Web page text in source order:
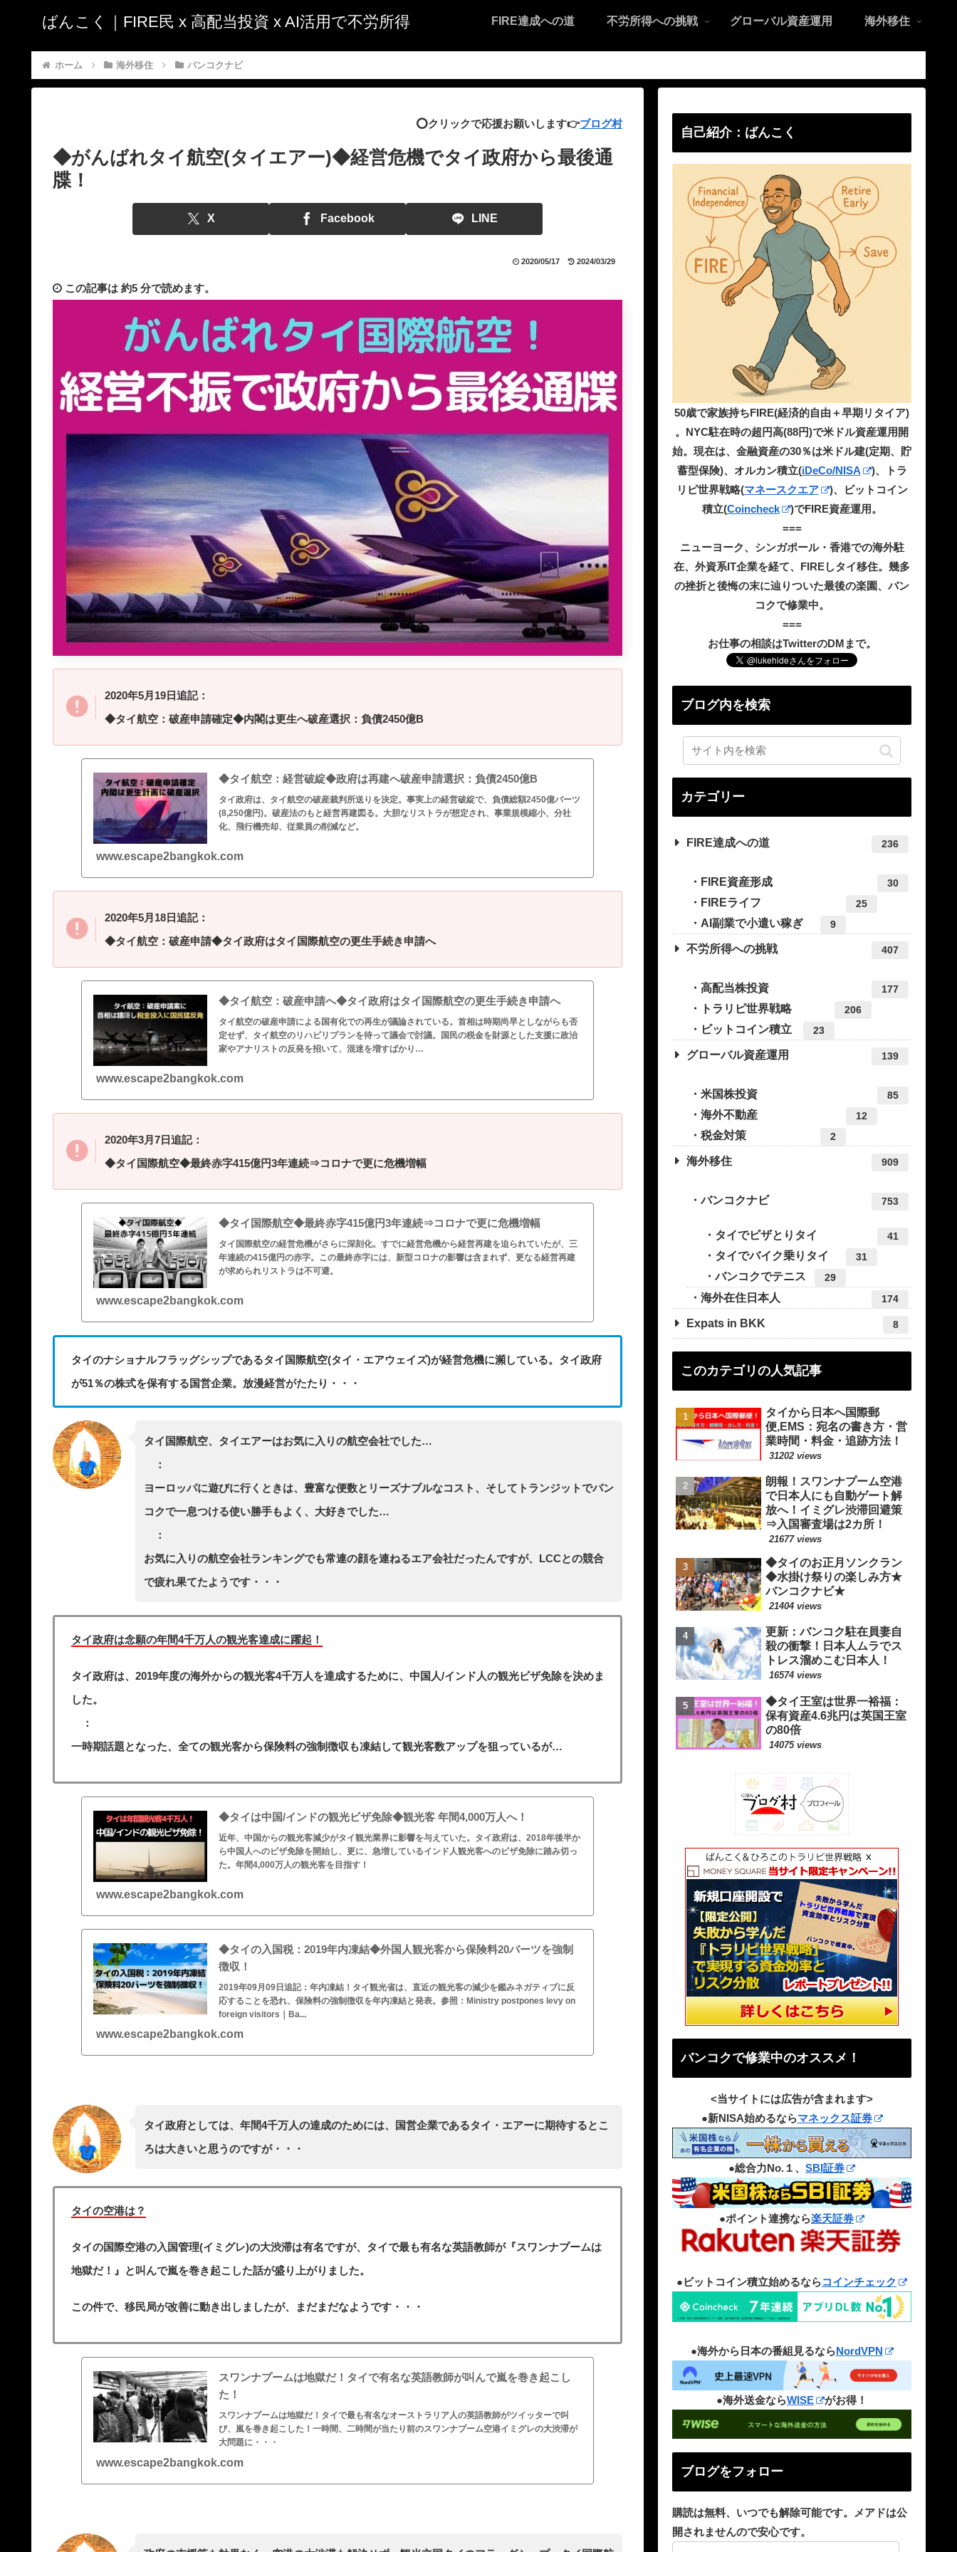
ばんこく｜FIRE民 x 高配当投資 x AI活用で不労所得 FIRE達成への道 不労所得への挑戦 グローバル資産運用 海外移住
ホーム 海外移住 バンコクナビ
⭕️クリックで応援お願いします👉ブログ村
◆がんばれタイ航空(タイエアー)◆経営危機でタイ政府から最後通
牒！
X Facebook LINE
2020/05/17 2024/03/29
この記事は 約5 分で読めます。
2020年5月19日追記：
◆タイ航空：破産申請確定◆内閣は更生へ破産選択：負債2450億B
◆タイ航空：経営破綻◆政府は再建へ破産申請選択：負債2450億B
タイ政府は、タイ航空の破産裁判所送りを決定。事実上の経営破綻で、負債総額2450億バーツ
(8,250億円)。破産法のもと経営再建図る。大胆なリストラが想定され、事業規模縮小、分社
化、飛行機売却、従業員の削減など。
www.escape2bangkok.com
2020年5月18日追記：
◆タイ航空：破産申請◆タイ政府はタイ国際航空の更生手続き申請へ
◆タイ航空：破産申請へ◆タイ政府はタイ国際航空の更生手続き申請へ
タイ航空の破産申請による国有化での再生が議論されている。首相は時期尚早としながらも否
定せず、タイ航空のリハビリプランを待って議会で討議。国民の税金を財源とした支援に政治
家やアナリストの反発を招いて、混迷を増すばかり…
www.escape2bangkok.com
2020年3月7日追記：
◆タイ国際航空◆最終赤字415億円3年連続⇒コロナで更に危機増幅
◆タイ国際航空◆最終赤字415億円3年連続⇒コロナで更に危機増幅
タイ国際航空の経営危機がさらに深刻化。すでに経営危機から経営再建を迫られていたが、三
年連続の415億円の赤字。この最終赤字には、新型コロナの影響は含まれず、更なる経営再建
が求められリストラは不可避。
www.escape2bangkok.com
タイのナショナルフラッグシップであるタイ国際航空(タイ・エアウェイズ)が経営危機に瀕している。タイ政府
が51％の株式を保有する国営企業。放漫経営がたたり・・・
タイ国際航空、タイエアーはお気に入りの航空会社でした…
：
ヨーロッパに遊びに行くときは、豊富な便数とリーズナブルなコスト、そしてトランジットでバン
コクで一息つける使い勝手もよく、大好きでした…
：
お気に入りの航空会社ランキングでも常連の顔を連ねるエア会社だったんですが、LCCとの競合
で疲れ果てたようです・・・
タイ政府は念願の年間4千万人の観光客達成に躍起！
タイ政府は、2019年度の海外からの観光客4千万人を達成するために、中国人/インド人の観光ビザ免除を決めま
した。
：
一時期話題となった、全ての観光客から保険料の強制徴収も凍結して観光客数アップを狙っているが…
◆タイは中国/インドの観光ビザ免除◆観光客 年間4,000万人へ！
近年、中国からの観光客減少がタイ観光業界に影響を与えていた。タイ政府は、2018年後半か
ら中国人へのビザ免除を開始し、更に、急増しているインド人観光客へのビザ免除に踏み切っ
た。年間4,000万人の観光客を目指す！
www.escape2bangkok.com
◆タイの入国税：2019年内凍結◆外国人観光客から保険料20バーツを強制
徴収！
2019年09月09日追記：年内凍結！タイ観光省は、直近の観光客の減少を鑑みネガティブに反
応することを恐れ、保険料の強制徴収を年内凍結と発表。参照：Ministry postpones levy on
foreign visitors｜Ba...
www.escape2bangkok.com
タイ政府としては、年間4千万人の達成のためには、国営企業であるタイ・エアーに期待するとこ
ろは大きいと思うのですが・・・
タイの空港は？
タイの国際空港の入国管理(イミグレ)の大渋滞は有名ですが、タイで最も有名な英語教師が『スワンナプームは
地獄だ！』と叫んで嵐を巻き起こした話が盛り上がりました。
この件で、移民局が改善に動き出しましたが、まだまだなようです・・・
スワンナプームは地獄だ！タイで有名な英語教師が叫んで嵐を巻き起こし
た！
スワンナプームは地獄だ！タイで最も有名なオーストラリア人の英語教師がツイッターで叫
び、嵐を巻き起こした！一時間、二時間が当たり前のスワンナプーム空港イミグレの大渋滞が
大問題に・・・
www.escape2bangkok.com
自己紹介：ばんこく
50歳で家族持ちFIRE(経済的自由＋早期リタイア)
。NYC駐在時の超円高(88円)で米ドル資産運用開
始。現在は、金融資産の30％は米ドル建(定期、貯
蓄型保険)、オルカン積立(iDeCo/NISA
)、トラ
リピ世界戦略(マネースクエア
)、ビットコイン
積立(Coincheck
)でFIRE資産運用。
===
ニューヨーク、シンガポール・香港での海外駐
在、外資系IT企業を経て、FIREしタイ移住。幾多
の挫折と後悔の末に辿りついた最後の楽園、バン
コクで修業中。
===
お仕事の相談はTwitterのDMまで。
ブログ内を検索
カテゴリー
FIRE達成への道 236
FIRE資産形成 30
FIREライフ 25
AI副業で小遣い稼ぎ 9
不労所得への挑戦 407
高配当株投資 177
トラリピ世界戦略 206
ビットコイン積立 23
グローバル資産運用 139
米国株投資 85
海外不動産 12
税金対策 2
海外移住 909
バンコクナビ 753
タイでビザとりタイ 41
タイでバイク乗りタイ 31
バンコクでテニス 29
海外在住日本人 174
Expats in BKK 8
このカテゴリの人気記事
タイから日本へ国際郵
便,EMS：宛名の書き方・営
業時間・料金・追跡方法！
31202 views
朗報！スワンナプーム空港
で日本人にも自動ゲート解
放へ！イミグレ渋滞回避策
⇒入国審査場は2カ所！
21677 views
◆タイのお正月ソンクラン
◆水掛け祭りの楽しみ方★
バンコクナビ★
21404 views
更新：バンコク駐在員妻自
殺の衝撃！日本人ムラでス
トレス溜めこむ日本人！
16574 views
◆タイ王室は世界一裕福：
保有資産4.6兆円は英国王室
の80倍
14075 views
バンコクで修業中のオススメ！
<当サイトには広告が含まれます>
●新NISA始めるならマネックス証券
●総合力No.１、 SBI証券
●ポイント連携なら楽天証券
●ビットコイン積立始めるならコインチェック
●海外から日本の番組見るならNordVPN
●海外送金ならWISE がお得！
ブログをフォロー
購読は無料、いつでも解除可能です。メアドは公
開されませんので安心です。